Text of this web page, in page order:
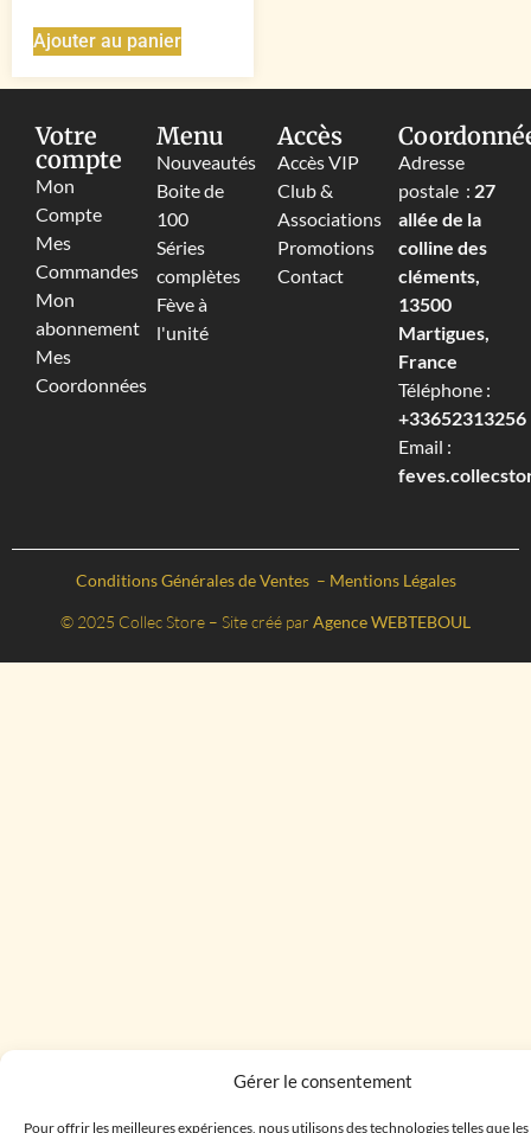
Gérer le consentement
Pour offrir les meilleures expériences, nous utilisons des technologies telles que
Ajouter au panier
Votre
compte
Mon
Compte
Mes
Commandes
Mon
abonnement
Mes
Coordonnées
Menu
Nouveautés
Boite de
100
Séries
complètes
Fève à
l'unité
Accès
Accès VIP
Club &
Associations
Promotions
Contact
Adresse
postale : 27
allée de la
colline des
cléments,
13500
Martigues,
France
Téléphone :
+33652313256‬
Email :
Conditions Générales de Ventes – Mentions Légales
© 2025 Collec Store – Site créé par Agence WEBTEBOUL